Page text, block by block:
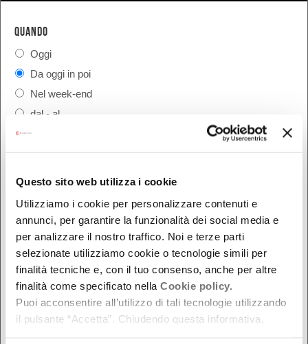
Questo sito web utilizza i cookie
Utilizziamo i cookie per personalizzare contenuti e
annunci, per garantire la funzionalità dei social media e
per analizzare il nostro traffico. Noi e terze parti
selezionate utilizziamo cookie o tecnologie simili per
finalità tecniche e, con il tuo consenso, anche per altre
finalità come specificato nella Cookie policy.
Puoi acconsentire all’utilizzo di tali tecnologie utilizzando
il pulsante “Accetta”. Chiudendo questa informativa,
QUANDO
Oggi
Da oggi in poi
Nel week-end
dal - al
Bologna
Ferrara
Forlì-Cesena
Modena
Piacenza
Ravenna